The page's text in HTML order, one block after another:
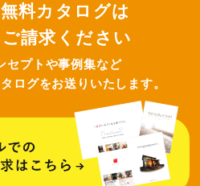
料カタログは
請求ください
セプトや事例集など
ログをお送りいたします。